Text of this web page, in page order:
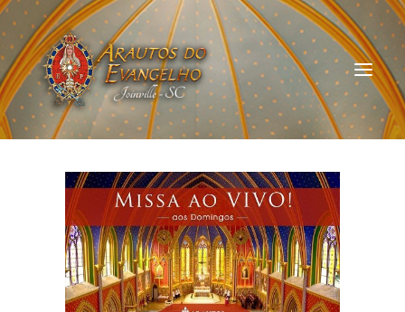
HOME
QUEM SOMOS
ARAUTOS JOINVILLE
CURSOS ON-LINE